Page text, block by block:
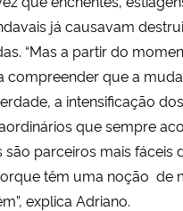
já causavam
“Mas a partir do
compreender que a
a intensificação dos
que sempre
são parceiros mais fáceis
têm uma noção de
explica Adriano.